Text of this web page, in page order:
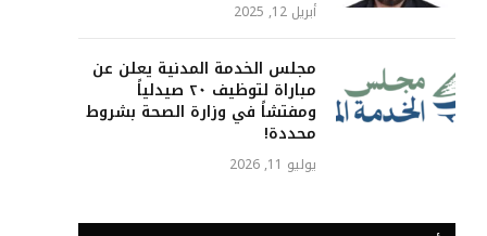
أبريل 12, 2025
مجلس الخدمة المدنية يعلن عن
مباراة لتوظيف ٢٠ صيدلياً
ومفتشاً في وزارة الصحة بشروط
محددة!
يوليو 11, 2026